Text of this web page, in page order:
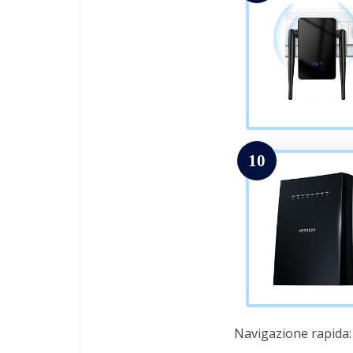
10
Navigazione